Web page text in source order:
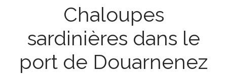
Chaloupes
sardinières dans le
port de Douarnenez